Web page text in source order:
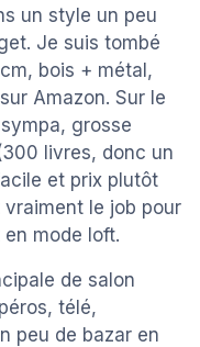
un style un peu
Je suis tombé
bois + métal,
Amazon. Sur le
grosse
livres, donc un
et prix plutôt
le job pour
mode loft.
de salon
télé,
peu de bazar en